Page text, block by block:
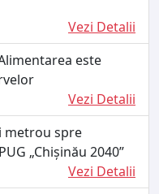
Vezi Detalii
este
Vezi Detalii
metrou spre
„Chișinău 2040”
Vezi Detalii